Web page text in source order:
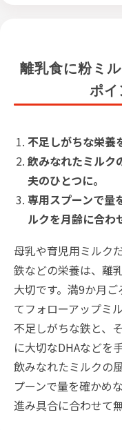
離乳食に粉ミ
ポイ
不足しがちな栄養
飲みなれたミルク
夫のひとつに。
専用スプーンで量
ルクを月齢に合わ
母乳や育児用ミルク
鉄などの栄養は、離
大切です。満9か月
てフォローアップミ
不足しがちな鉄と、
に大切なDHAなどを
飲みなれたミルクの
プーンで量を確かめ
進み具合に合わせて